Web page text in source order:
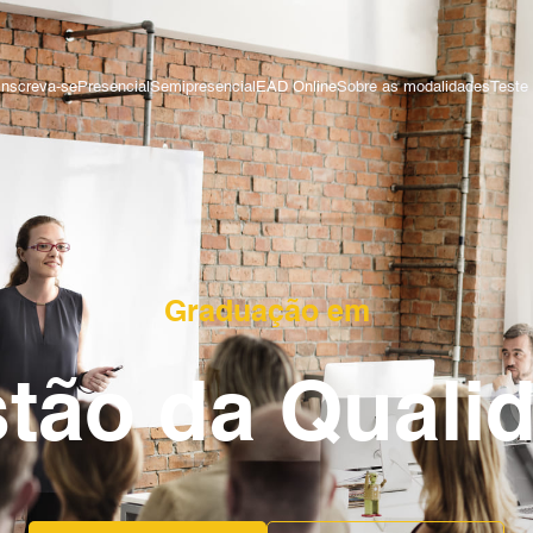
sePresencialSemipresencialEAD OnlineSobre as modalidades
Graduação em
da